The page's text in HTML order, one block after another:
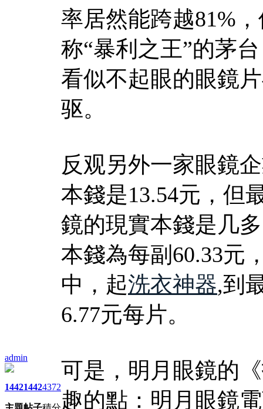
admin
144214424372
率居然能跨越81%
称“暴利之王”的茅
看似不起眼的眼鏡
驱。
反观另外一家眼鏡
本錢是13.54元，但
鏡的現實本錢是几
本錢為每副60.33元
中，起洗衣神器,到
6.77元每片。
可是，明月眼鏡的
趣的點：明月眼鏡